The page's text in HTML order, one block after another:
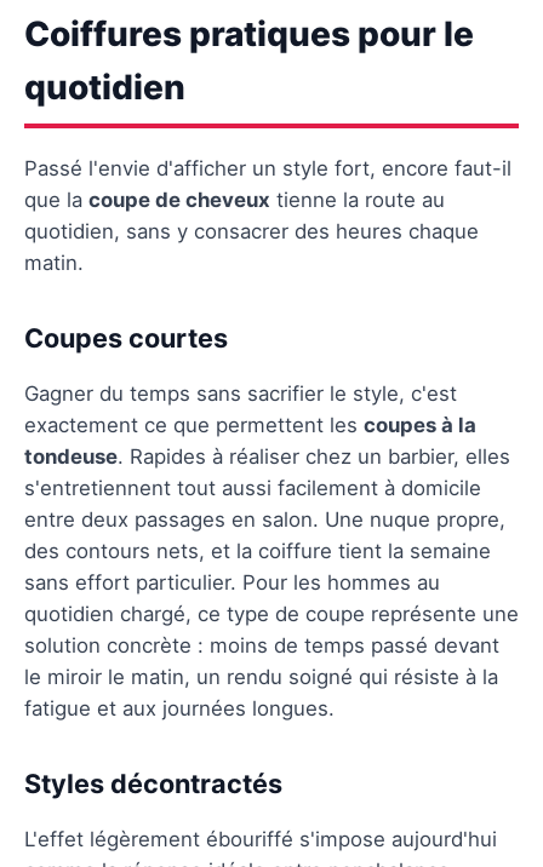
Coiffures pratiques pour le
quotidien
Passé l'envie d'afficher un style fort, encore faut-il
que la coupe de cheveux tienne la route au
quotidien, sans y consacrer des heures chaque
matin.
Coupes courtes
Gagner du temps sans sacrifier le style, c'est
exactement ce que permettent les coupes à la
tondeuse. Rapides à réaliser chez un barbier, elles
s'entretiennent tout aussi facilement à domicile
entre deux passages en salon. Une nuque propre,
des contours nets, et la coiffure tient la semaine
sans effort particulier. Pour les hommes au
quotidien chargé, ce type de coupe représente une
solution concrète : moins de temps passé devant
le miroir le matin, un rendu soigné qui résiste à la
fatigue et aux journées longues.
Styles décontractés
L'effet légèrement ébouriffé s'impose aujourd'hui